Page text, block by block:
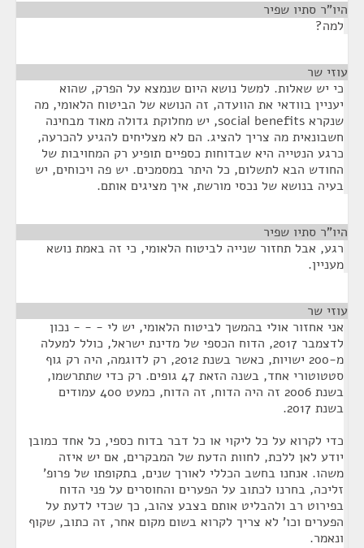
היו"ר סתיו שפיר
למה?
עוזי שר
כי יש שאלות. למשל נושא היום שנמצא על הפרק, שהוא
יעניין בוודאי את הוועדה, זה הנושא של הביטוח הלאומי, מה
שנקרא social benefits, יש מחלוקת גדולה מאוד מבחינה
חשבונאית מה צריך להציג. הם לא מצליחים להגיע להכרעה,
כרגע הנטייה היא שבדוחות כספיים תופיע רק המחויבות של
החודש הבא לתשלום, כל היתר במסמכים. יש פה ויכוחים, יש
בעיה בנושא של נכסי מורשת, איך מציגים אותם.
היו"ר סתיו שפיר
רגע, אבל תחזור שנייה לביטוח הלאומי, כי זה באמת נושא
מעניין.
עוזי שר
אני אחזור אולי בהמשך לביטוח הלאומי, יש לי - - - נכון
לדצמבר 2017, הדוח הכספי של מדינת ישראל, כולל למעלה
מ-200 ישויות, כאשר בשנת 2012, רק לדוגמה, היה רק גוף
סטטוטורי אחד, בשנה הזאת 47 גופים. רק כדי שתתרשמו,
בשנת 2006 זה היה הדוח, זה הדוח, כמעט 400 עמודים
בשנת 2017.
כדי לקרוא על כל ליקוי או כל דבר בדוח כספי, כל אחד כמובן
יודע לאן ללכת, לחוות הדעת של המבקרים, אם יש איזה
משהו. אנחנו בחשב הכללי לאורך שנים, בתקופתו של פרופ'
זליכה, בחרנו לכתוב על הפערים והחוסרים על פני הדוח
בפירוט רב ולהבליט אותם בצבע צהוב, כך שכדי לדעת על
הפערים וכו' לא צריך לקרוא בשום מקום אחר, זה כתוב, שקוף
ונאמר.